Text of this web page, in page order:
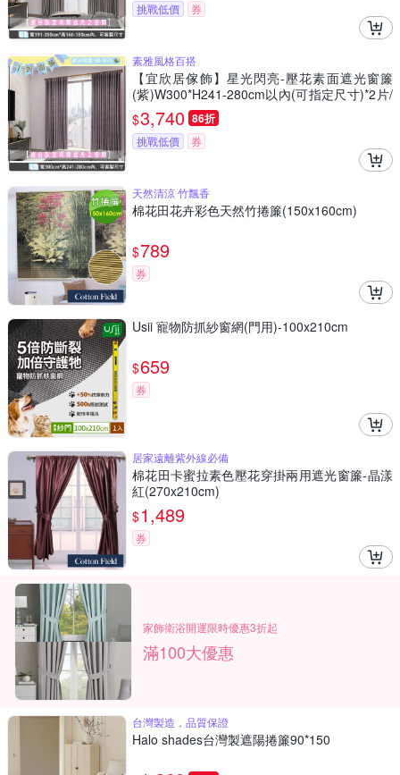
挑戰低價 券
素雅風格百搭
【宜欣居傢飾】星光閃亮-壓花素面遮光窗簾
(紫)W300*H241-280cm以內(可指定尺寸)*2片/
遮光/摺景/落地/窗簾/台灣製MIT
$3,740 86折
挑戰低價 券
天然清涼 竹飄香
棉花田花卉彩色天然竹捲簾(150x160cm)
$789
券
Usii 寵物防抓紗窗網(門用)-100x210cm
$659
券
居家遠離紫外線必備
棉花田卡蜜拉素色壓花穿掛兩用遮光窗簾-晶漾
紅(270x210cm)
$1,489
券
家飾衛浴開運限時優惠3折起
滿100大優惠
台灣製造，品質保證
Halo shades台灣製遮陽捲簾90*150